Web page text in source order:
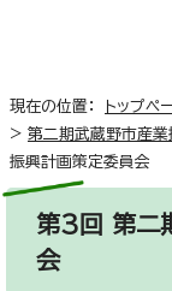
現在の位置： トップペ
> 第二期武蔵野市産
振興計画策定委員会
第3回 第二
会